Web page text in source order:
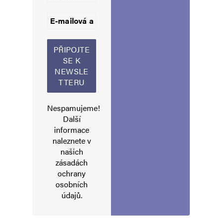
policista Bílý a jeho streamy z postaršiho
automobilu a další národně hrdí škemratelé
o příspěvky. Funguje to zdá se skvěle. Lidé jako
ovečky se ke každému pidihnutí vesele houfují
a když si škemral najde svůj okruh cca 500
penzistů kteři každý měsíc rádi oželí 1 000 kč,
tak to je potom snadné žít.
Zulu
17. 2. 2024 (16:57)
Je mi Vás líto, musíte mít opravdu těžký
a smutný život, když si chodíte vypsat svou
Nespamujeme!
Další
informace
naleznete v
našich
zásadách
ochrany
osobních
údajů.